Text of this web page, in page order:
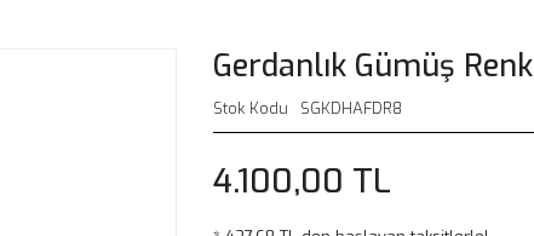
Gerdanlık Gümüş Renk
Stok Kodu SGKDHAFDR8
4.100,00 TL